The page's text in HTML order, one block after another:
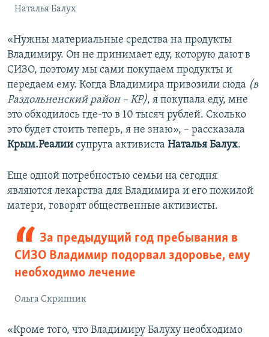
Наталья Балух
«Нужны материальные средства на продукты
Владимиру. Он не принимает еду, которую дают в
СИЗО, поэтому мы сами покупаем продукты и
передаем ему. Когда Владимира привозили сюда (в
Раздольненский район – КР), я покупала еду, мне
это обходилось где-то в 10 тысяч рублей. Сколько
это будет стоить теперь, я не знаю», – рассказала
Крым.Реалии супруга активиста Наталья Балух.
Еще одной потребностью семьи на сегодня
являются лекарства для Владимира и его пожилой
матери, говорят общественные активисты.
За предыдущий год пребывания в
СИЗО Владимир подорвал здоровье, ему
необходимо лечение
Ольга Скрипник
«Кроме того, что Владимиру Балуху необходимо